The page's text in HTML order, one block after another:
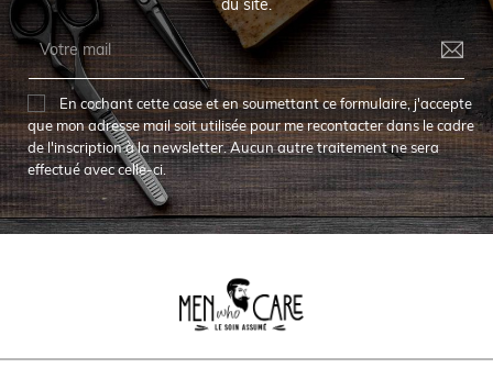
du site.
En cochant cette case et en soumettant ce formulaire, j'accepte
que mon adresse mail soit utilisée pour me recontacter dans le cadre
de l'inscription à la newsletter. Aucun autre traitement ne sera
effectué avec celle-ci.